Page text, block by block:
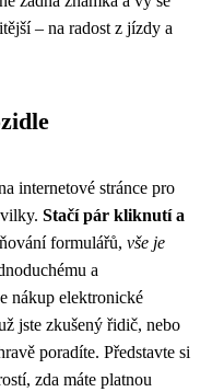
– na radost z jízdy a
internetové stránce pro
Stačí pár kliknutí a
formulářů, vše je
a
nákup elektronické
jste zkušený řidič, nebo
poradíte. Představte si
zda máte platnou